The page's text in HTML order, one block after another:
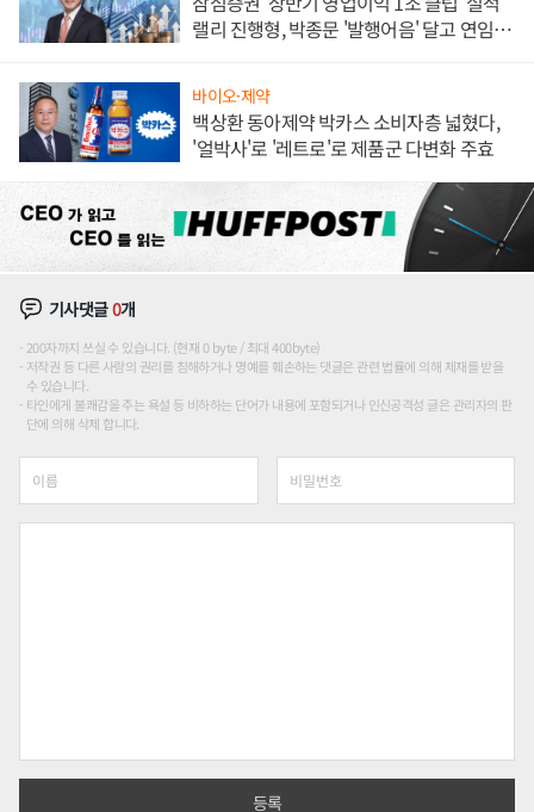
랠리 진행형, 박종문 '발행어음' 달고 연임 향
바이오·제약
백상환 동아제약 박카스 소비자층 넓혔다,
'얼박사'로 '레트로'로 제품군 다변화 주효
기사댓글0개
200자까지 쓰실 수 있습니다. (현재 0 byte / 최대 400byte)
저작권 등 다른 사람의 권리를 침해하거나 명예를 훼손하는 댓글은 관련 법률에 의해 제재를 받을
수 있습니다.
타인에게 불쾌감을 주는 욕설 등 비하하는 단어가 내용에 포함되거나 인신공격성 글은 관리자의 판
단에 의해 삭제 합니다.